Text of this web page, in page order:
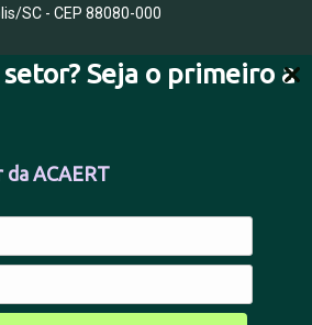
Seja o primeiro a
ACAERT
SC - CEP 88080-000